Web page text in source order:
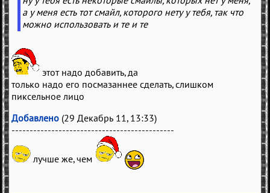
а у меня есть тот смайл, которого нету у тебя, так что
можно использовать и те и те
этот надо добавить, да
только надо его посмазаннее сделать, слишком
пиксельное лицо
Добавлено (29 Декабрь 11, 13:33)
---------------------------------------------
лучше же, чем